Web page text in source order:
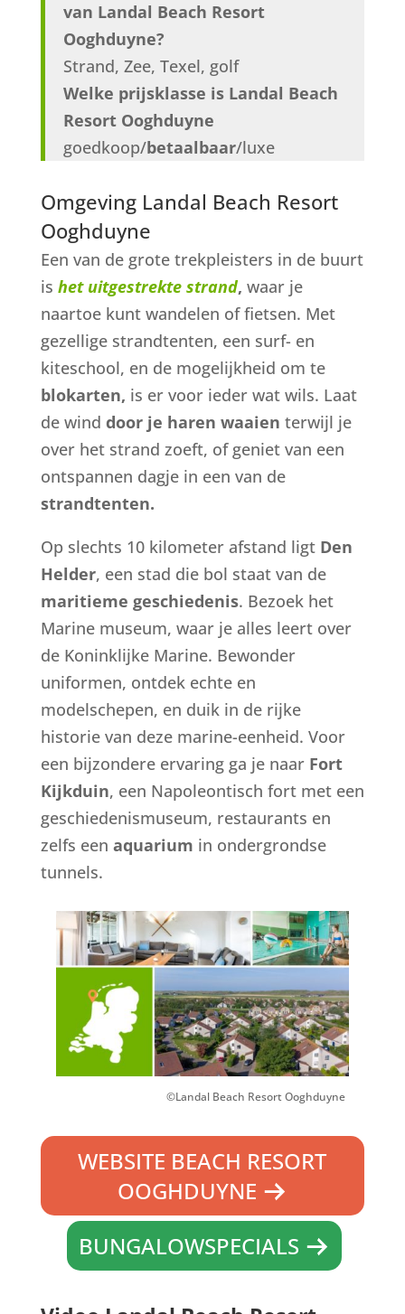
van Landal Beach Resort
Ooghduyne?
Strand, Zee, Texel, golf
Welke prijsklasse is Landal Beach
Resort Ooghduyne
goedkoop/betaalbaar/luxe
Omgeving Landal Beach Resort
Ooghduyne
Een van de grote trekpleisters in de buurt
is het uitgestrekte strand, waar je
naartoe kunt wandelen of fietsen. Met
gezellige strandtenten, een surf- en
kiteschool, en de mogelijkheid om te
blokarten, is er voor ieder wat wils. Laat
de wind door je haren waaien terwijl je
over het strand zoeft, of geniet van een
ontspannen dagje in een van de
strandtenten.
Op slechts 10 kilometer afstand ligt Den
Helder, een stad die bol staat van de
maritieme geschiedenis. Bezoek het
Marine museum, waar je alles leert over
de Koninklijke Marine. Bewonder
uniformen, ontdek echte en
modelschepen, en duik in de rijke
historie van deze marine-eenheid. Voor
een bijzondere ervaring ga je naar Fort
Kijkduin, een Napoleontisch fort met een
geschiedenismuseum, restaurants en
zelfs een aquarium in ondergrondse
tunnels.
©Landal Beach Resort Ooghduyne
WEBSITE BEACH RESORT
OOGHDUYNE
BUNGALOWSPECIALS